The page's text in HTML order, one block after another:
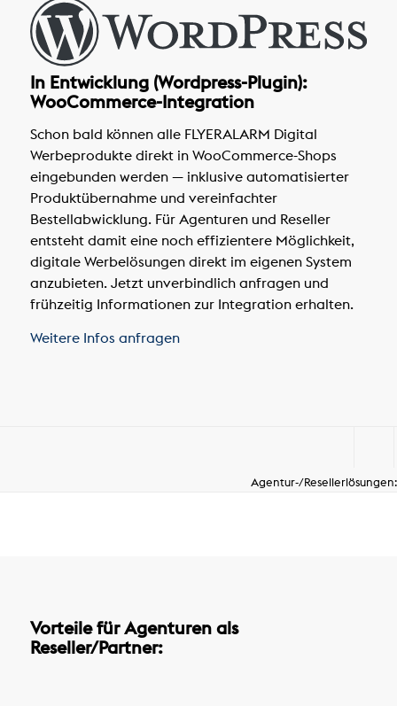
In Entwicklung (Wordpress-Plugin):
WooCommerce-Integration
Schon bald können alle FLYERALARM Digital
Werbeprodukte direkt in WooCommerce-Shops
eingebunden werden — inklusive automatisierter
Produktübernahme und vereinfachter
Bestellabwicklung. Für Agenturen und Reseller
entsteht damit eine noch effizientere Möglichkeit,
digitale Werbelösungen direkt im eigenen System
anzubieten. Jetzt unverbindlich anfragen und
frühzeitig Informationen zur Integration erhalten.
Weitere Infos anfragen
Agentur-/Resellerlösungen:
Vorteile für Agenturen als
Reseller/Partner: